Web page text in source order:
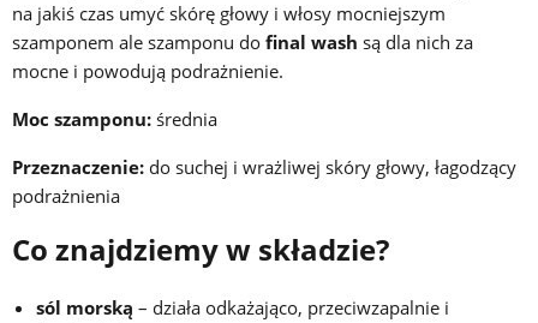
na jakiś czas umyć skórę głowy i włosy mocniejszym
szamponem ale szamponu do final wash są dla nich za
mocne i powodują podrażnienie.
Moc szamponu: średnia
Przeznaczenie: do suchej i wrażliwej skóry głowy, łagodzący
podrażnienia
Co znajdziemy w składzie?
sól morską – działa odkażająco, przeciwzapalnie i